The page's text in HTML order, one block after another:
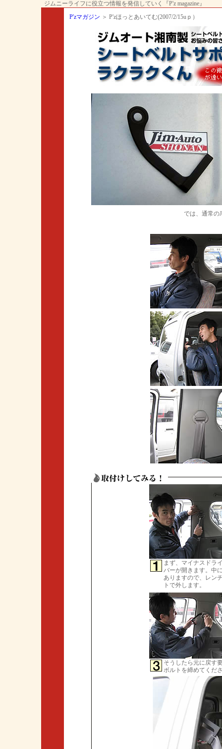
ジムニーライフに役立つ情報を発信していく『P'z magazine』
P'zマガジン ＞ P'zほっとあいてむ(2007/2/15uｐ）
では、通常の
まず、マイナスドラ
バーが開きます。中
ありますので、レン
トで外します。
そうしたら元に戻す
ボルトを締めてくだ